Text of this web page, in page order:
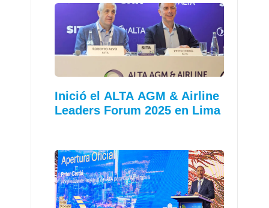
Inició el ALTA AGM & Airline
Leaders Forum 2025 en Lima